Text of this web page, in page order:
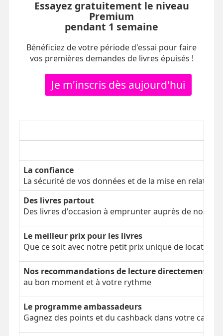
Essayez gratuitement le niveau
Premium
pendant 1 semaine
Bénéficiez de votre période d'essai pour faire
vos premières demandes de livres épuisés !
Je m'inscris dès aujourd'hui
La confiance
La sécurité de vos données et de la mise en relation
Des livres partout
Des livres d'occasion à emprunter auprès de nos
Le meilleur prix pour les livres
Que ce soit avec notre petit prix unique de location
Nos recommandations de lecture directement
au bon moment et à votre rythme
Le programme ambassadeurs
Gagnez des points et du cashback dans votre